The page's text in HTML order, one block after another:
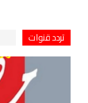
تردد قنوات